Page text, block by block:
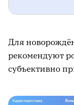
розовый
дождя;
Для
рекомендуют
субъективно